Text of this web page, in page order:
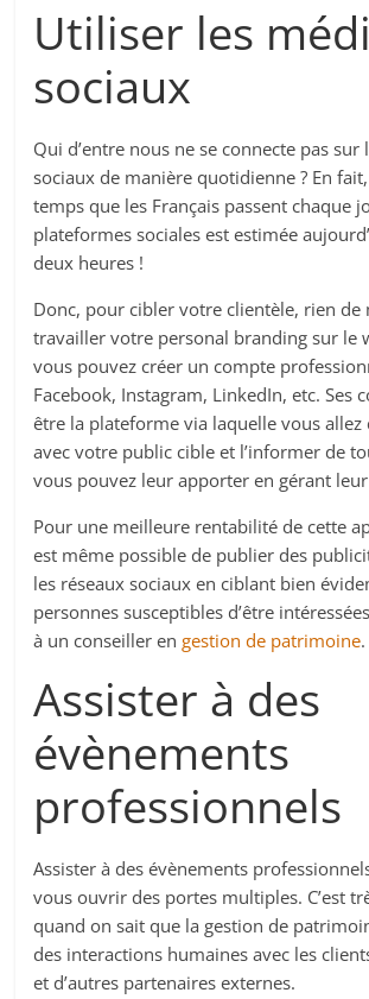
Utiliser les
sociaux
Qui d’entre nous ne se connecte pas sur
sociaux de manière quotidienne ? En
temps que les Français passent chaque
plateformes sociales est estimée
deux heures !
Donc, pour cibler votre clientèle, rien de
travailler votre personal branding sur le
vous pouvez créer un compte
Facebook, Instagram, LinkedIn, etc. Ses
être la plateforme via laquelle vous
avec votre public cible et l’informer de
vous pouvez leur apporter en gérant
Pour une meilleure rentabilité de cette
est même possible de publier des
les réseaux sociaux en ciblant bien
personnes susceptibles d’être
à un conseiller engestion de patrimoine.
Assister à des
évènements
professionnels
Assister à des évènements
vous ouvrir des portes multiples. C’est
quand on sait que la gestion de
des interactions humaines avec les
et d’autres partenaires externes.